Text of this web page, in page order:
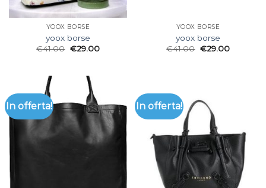
YOOX BORSE
yoox borse
€41.00 €29.00
YOOX BORSE
yoox borse
€41.00 €29.00
In offerta! In offerta!